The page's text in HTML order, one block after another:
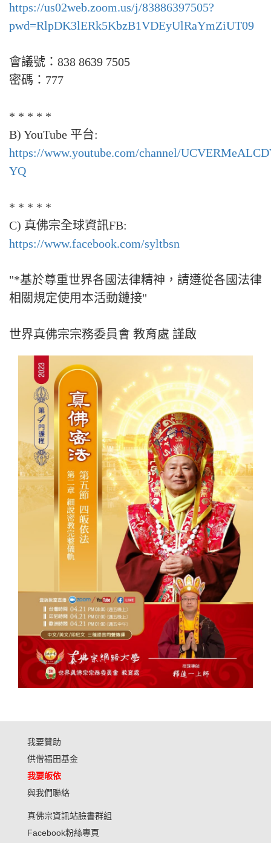
https://us02web.zoom.us/j/83886397505?
pwd=RlpDK3lERk5KbzB1VDEyUlRaYmZiUT09
會議號：838 8639 7505
密碼：777
* * * * *
B) YouTube 平台:
https://www.youtube.com/channel/
YQ
* * * * *
C) 真佛宗全球資訊FB:
https://www.facebook.com/syltbsn
"*基於尊重世界各國法律精神，請遵從各國法律
相關規定使用本活動鏈接"
世界真佛宗宗務委員會 教育處 謹啟
我要贊助
供僧福田基金
我要皈依
與我們聯絡
真佛宗資訊站臉書群組
Facebook粉絲專頁